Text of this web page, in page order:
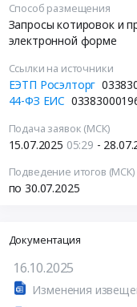
Способ размещения
Запросы котировок и
электронной форме
Ссылки на источники
ЕЭТП Росэлторг
44-ФЗ ЕИС
Подача заявок (МСК)
15.07.2025 05:29 -
Подведение итогов (МСК)
по 30.07.2025
Документация
16.10.2025